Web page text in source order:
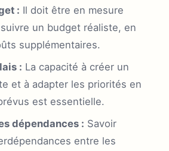
: Il doit être en mesure
suivre un budget réaliste, en
supplémentaires.
: La capacité à créer un
et à adapter les priorités en
est essentielle.
dépendances : Savoir
entre les